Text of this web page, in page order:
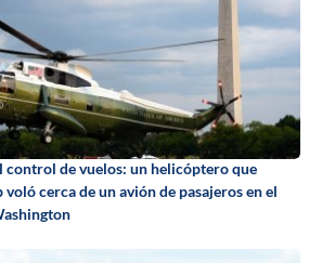
control de vuelos: un helicóptero que
cerca de un avión de pasajeros en el